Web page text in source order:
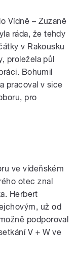
Vídně – Zuzaně
ráda, že tehdy
v Rakousku
proležela půl
Bohumil
pracoval v sice
pro
ve vídeňském
otec znal
Herbert
už od
podporoval
V + W ve